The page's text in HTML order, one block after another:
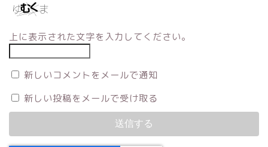
上に表示された文字を入力してください。
新しいコメントをメールで通知
新しい投稿をメールで受け取る